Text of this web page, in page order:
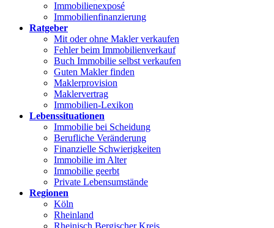
Immobilienexposé
Immobilienfinanzierung
Ratgeber
Mit oder ohne Makler verkaufen
Fehler beim Immobilienverkauf
Buch Immobilie selbst verkaufen
Guten Makler finden
Maklerprovision
Maklervertrag
Immobilien-Lexikon
Lebenssituationen
Immobilie bei Scheidung
Berufliche Veränderung
Finanzielle Schwierigkeiten
Immobilie im Alter
Immobilie geerbt
Private Lebensumstände
Regionen
Köln
Rheinland
Rheinisch Bergischer Kreis